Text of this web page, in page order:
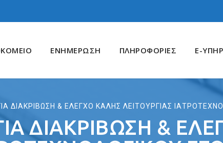
ΕΝΗΜΕΡΩΣΗ ΠΛΗΡΟΦΟΡΙΕΣ E-
ΔΙΑΚΡΙΒΩΣΗ & ΕΛΕΓΧΟ ΚΑΛΗΣ ΛΕΙΤΟΥΡΓΙΑΣ
ΔΙΑΚΡΙΒΩΣΗ &